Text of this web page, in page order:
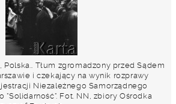
Polska.. Tłum zgromadzony przed Sądem
i czekający na wynik rozprawy
Niezależnego Samorządnego
"Solidarność". Fot. NN, zbiory Ośrodka